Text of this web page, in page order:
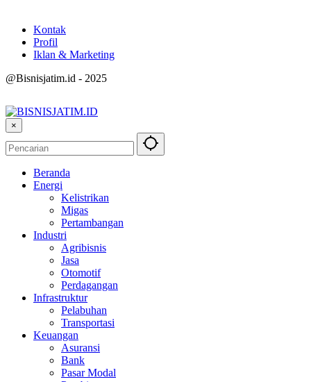
Kontak
Profil
Iklan & Marketing
@Bisnisjatim.id - 2025
×
Beranda
Energi
Kelistrikan
Migas
Pertambangan
Industri
Agribisnis
Jasa
Otomotif
Perdagangan
Infrastruktur
Pelabuhan
Transportasi
Keuangan
Asuransi
Bank
Pasar Modal